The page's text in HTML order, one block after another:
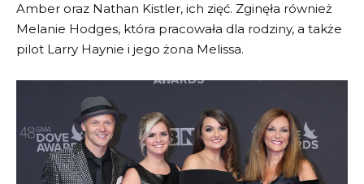
Amber oraz Nathan Kistler, ich zięć. Zginęła również
Melanie Hodges, która pracowała dla rodziny, a także
pilot Larry Haynie i jego żona Melissa.